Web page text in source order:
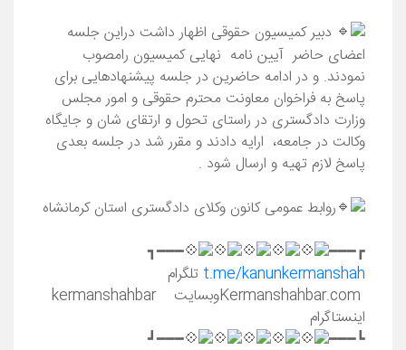
دبیر کمیسیون حقوقی اظهار داشت دراین جلسه
اعضای حاضر آیین نامه نهایی کميسيون رامصوب
نمودند. و در ادامه حاضرین در جلسه پیشنهادهایی برای
پاسخ به فراخوان معاونت محترم حقوقی و امور مجلس
وزارت دادگستری در راستای تحول و ارتقای شان و جایگاه
وکالت در جامعه، ارایه دادند و مقرر شد در جلسه بعدی
پاسخ لازم تهیه و ارسال شود .
روابط عمومی کانون وکلای دادگستری استان کرمانشاه
┏━━━
━━━┓
t.me/kanunkermanshah تلگرام
اینستاگرام
┗━━━
━━━┛